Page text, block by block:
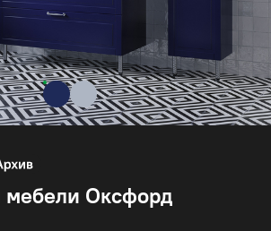
мебели Оксфорд